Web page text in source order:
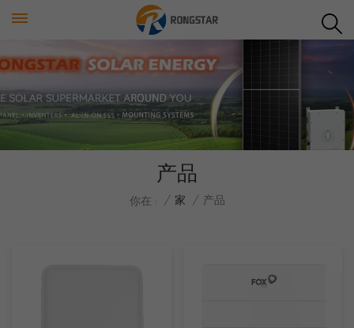
产品
你在 : / 家 / 产品